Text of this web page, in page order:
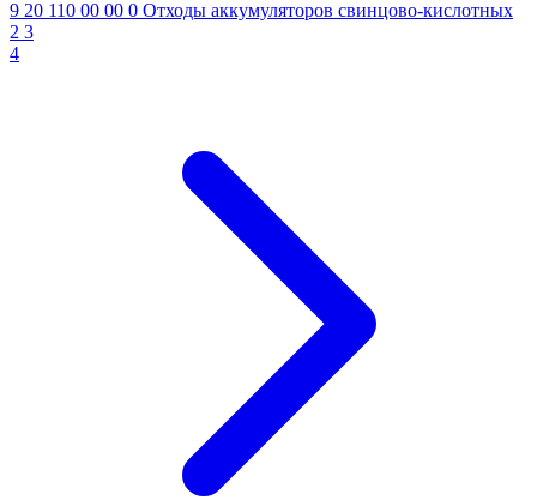
9 20 110 00 00 0 Отходы аккумуляторов свинцово-кислотных
2 3
4